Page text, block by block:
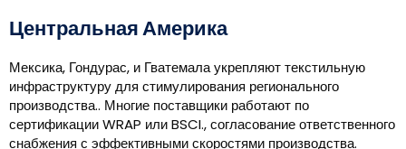
Центральная Америка
Мексика, Гондурас, и Гватемала укрепляют текстильную
инфраструктуру для стимулирования регионального
производства.. Многие поставщики работают по
сертификации WRAP или BSCI., согласование ответственного
снабжения с эффективными скоростями производства.